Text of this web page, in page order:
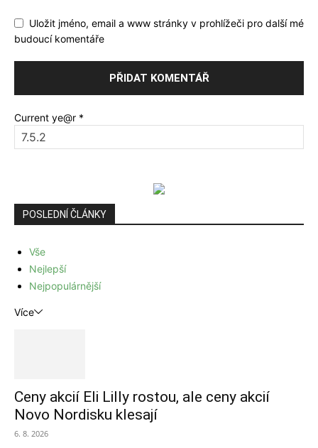
Uložit jméno, email a www stránky v prohlížeči pro další mé
budoucí komentáře
Current ye@r *
POSLEDNÍ ČLÁNKY
Vše
Nejlepší
Nejpopulárnější
Více
Ceny akcií Eli Lilly rostou, ale ceny akcií
Novo Nordisku klesají
6. 8. 2026